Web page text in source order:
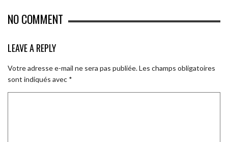
NO COMMENT
LEAVE A REPLY
Votre adresse e-mail ne sera pas publiée.Les champs obligatoires
sont indiqués avec *